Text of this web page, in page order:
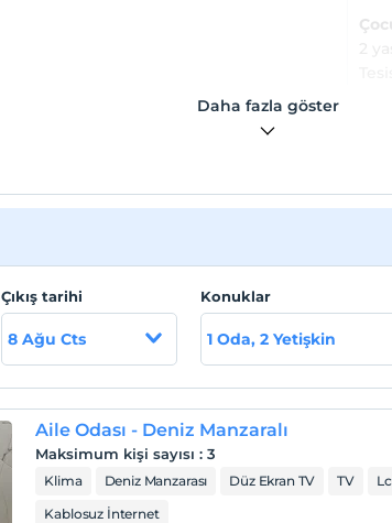
Daha fazla göster
Çıkış tarihi
8 Ağu Cts
Konuklar
1 Oda, 2 Yetişkin
Aile Odası - Deniz Manzaralı
Maksimum kişi sayısı :3
Klima Deniz Manzarası Düz Ekran TV TV
Kablosuz İnternet